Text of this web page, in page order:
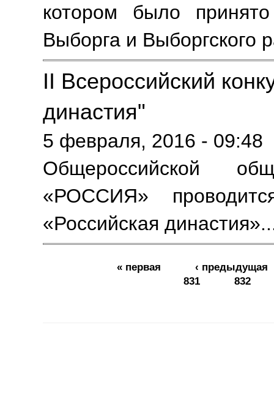
котором было
Выборга и Выборгского
II Всероссийский
династия"
5 февраля, 2016 - 09:48
Общероссийской
«РОССИЯ»
«Российская династия».
« первая
‹ предыдущая
831
832